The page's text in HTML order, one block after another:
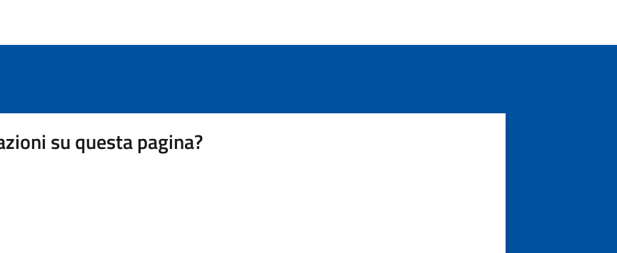
su questa pagina?